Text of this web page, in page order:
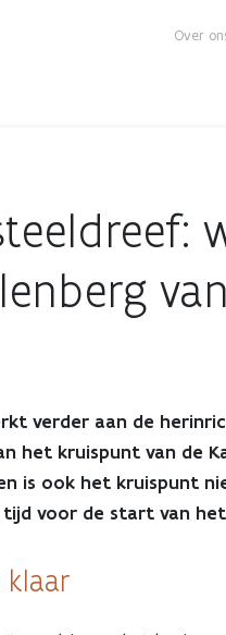
Over
verder aan de
het kruispunt van de
is ook het kruispunt
voor de start van